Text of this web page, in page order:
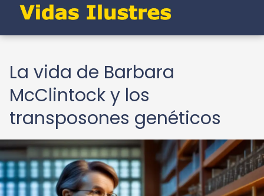
La vida de Barbara
McClintock y los
transposones genéticos